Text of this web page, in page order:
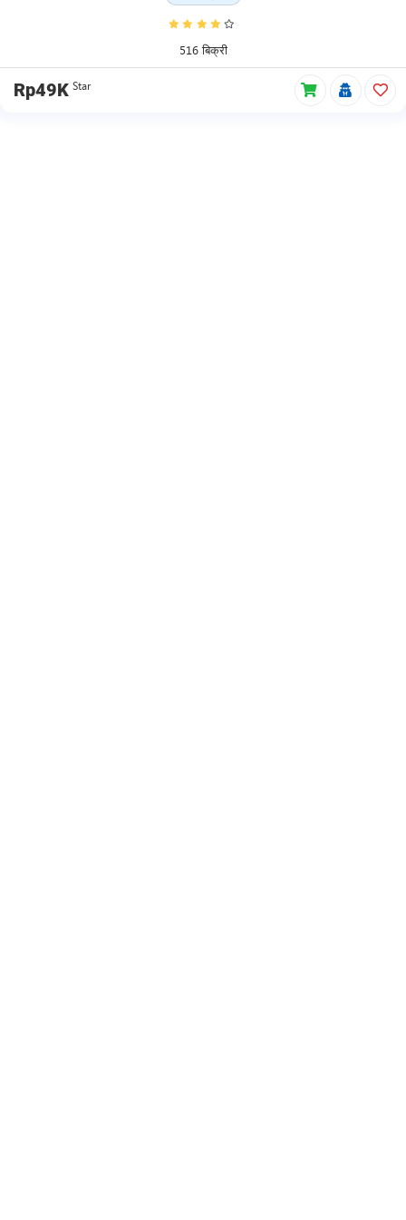
516 बिक्री
Rp49K Star